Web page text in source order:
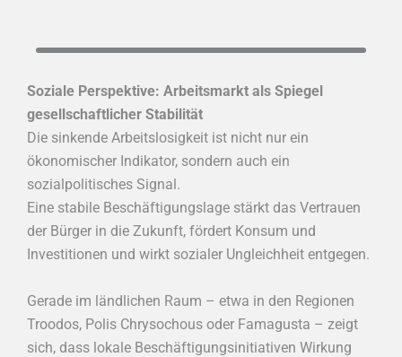
Soziale Perspektive: Arbeitsmarkt als Spiegel
gesellschaftlicher Stabilität
Die sinkende Arbeitslosigkeit ist nicht nur ein
ökonomischer Indikator, sondern auch ein
sozialpolitisches Signal.
Eine stabile Beschäftigungslage stärkt das Vertrauen
der Bürger in die Zukunft, fördert Konsum und
Investitionen und wirkt sozialer Ungleichheit entgegen.
Gerade im ländlichen Raum – etwa in den Regionen
Troodos, Polis Chrysochous oder Famagusta – zeigt
sich, dass lokale Beschäftigungsinitiativen Wirkung